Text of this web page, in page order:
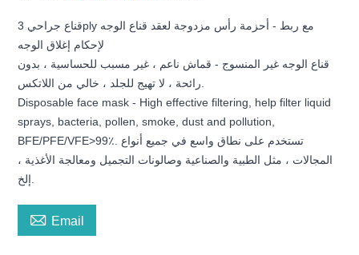
قناع جراحي 3ply مع ربط - أحزمة رأس مزدوجة لعقد قناع الوجه
لإحكام إغلاق الوجه
قناع الوجه غير المنسوج - قماش ناعم ، غير مسبب للحساسية ، بدون
رائحة ، لا تهيج للجلد ، خالي من اللاتكس.
Disposable face mask - High effective filtering, help filter liquid
sprays, bacteria, pollen, smoke, dust and pollution,
BFE/PFE/VFE>99٪. تستخدم على نطاق واسع في جميع أنواع
المجالات ، مثل الطبية والصناعية وصالونات التجميل ومعالجة الأغذية ،
إلخ.
 Email